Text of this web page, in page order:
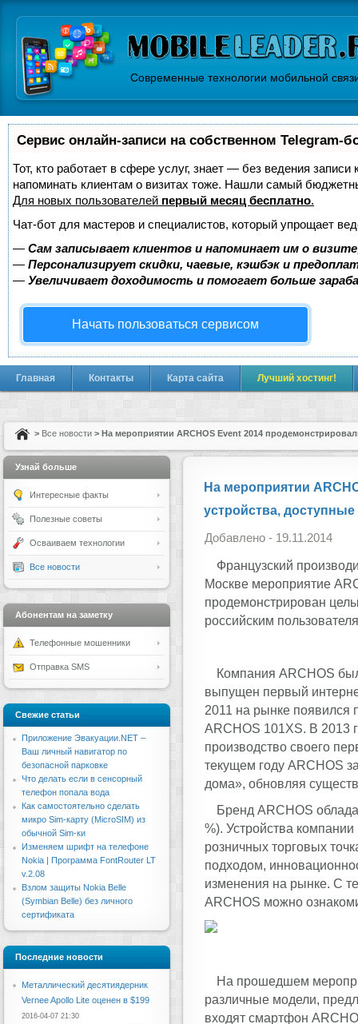
Современные технологии мобильной
Сервис онлайн-записи на собственном Telegram-
Тот, кто работает в сфере услуг, знает — без ведения
напоминать клиентам о визитах тоже. Нашли самый
Для новых пользователей первый месяц бесплатно.
Чат-бот для мастеров и специалистов, который упрощает
— Сам записывает клиентов и напоминает им о
— Персонализирует скидки, чаевые, кэшбэк и
— Увеличивает доходимость и помогает больше
Начать пользоваться сервисом
Главная Контакты Карта сайта Лучший хостинг!
> Все новости > На мероприятии ARCHOS Event 2014
На мероприятии
устройства,
Добавлено - 19.11.2014
Французский
Москве мероприятие
продемонстрирован
российским
Компания ARCHOS
выпущен первый
2011 на рынке появился
ARCHOS 101XS. В 2013
производство своего
текущем году ARCHOS
дома», обновляя
Бренд ARCHOS
%). Устройства
розничных торговых
подходом,
изменения на рынке. С
ARCHOS можно
На прошедшем
различные модели,
входят смартфон
Узнай больше
Интересные факты
Полезные советы
Осваиваем технологии
Все новости
Абонентам на заметку
Телефонные мошенники
Отправка SMS
Свежие статьи
Приложение Эвакуации.NET –
Ваш личный навигатор по
безопасной парковке
Что делать если в сенсорный
телефон попала вода
Как самостоятельно сделать
микро Sim-карту (MicroSIM) из
обычной Sim-ки
Изменяем шрифт на телефоне
Nokia | Программа FontRouter LT
v.2.08
Взлом защиты Nokia Belle
(Symbian Belle) без личного
сертификата
Последние новости
Металлический десятиядерник
Vernee Apollo Lite оценен в $199
2016-04-07 21:30